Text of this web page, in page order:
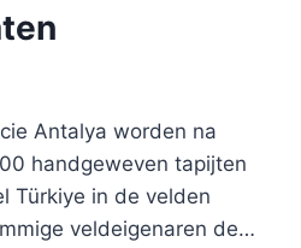
Antalya worden na
handgeweven tapijten
Türkiye in de velden
veldeigenaren de…